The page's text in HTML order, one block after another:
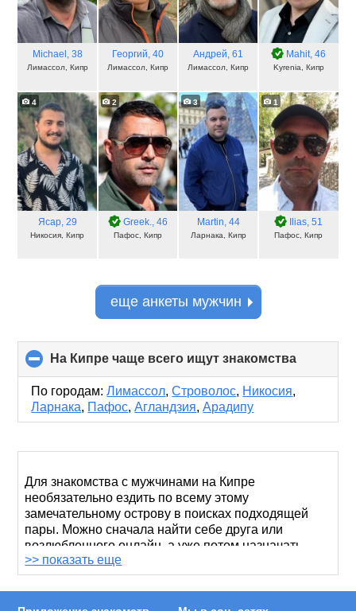
Michael , 38
Лимассол, Кипр
Георгий, 40
Лимассол, Кипр
Андрей, 61
Лимассол, Кипр
Mahit, 46
Kyrenia, Кипр
4
Ясар, 29
Никосия, Кипр
2
Greek., 46
Пафос, Кипр
3
Martin, 44
Ларнака, Кипр
1
Ilias, 51
Пафос, Кипр
еще анкеты мужчин
На Кипре чаще всего ищут знакомства
to
По городам: Лимассол,Строволос, Никосия,
Ларнака, Пафос,Агландзия,Арадипу
Для знакомства с мужчинами на Кипре
необязательно ездить по всему этому
замечательному острову в поисках подходящей
пары. Можно сначала найти себе друга или
возлюбленного онлайн, а уже потом назначать
свидания. Сделать это удобнее всего через сайт
RusDate, где вы сможете познакомиться не только
с киприотом, но и с русским парнем, живущим на
>> показать еще